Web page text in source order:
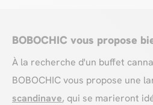
BOBOCHIC vous propose
À la recherche d'un buffet
BOBOCHIC vous propose une
scandinave, qui se marieront